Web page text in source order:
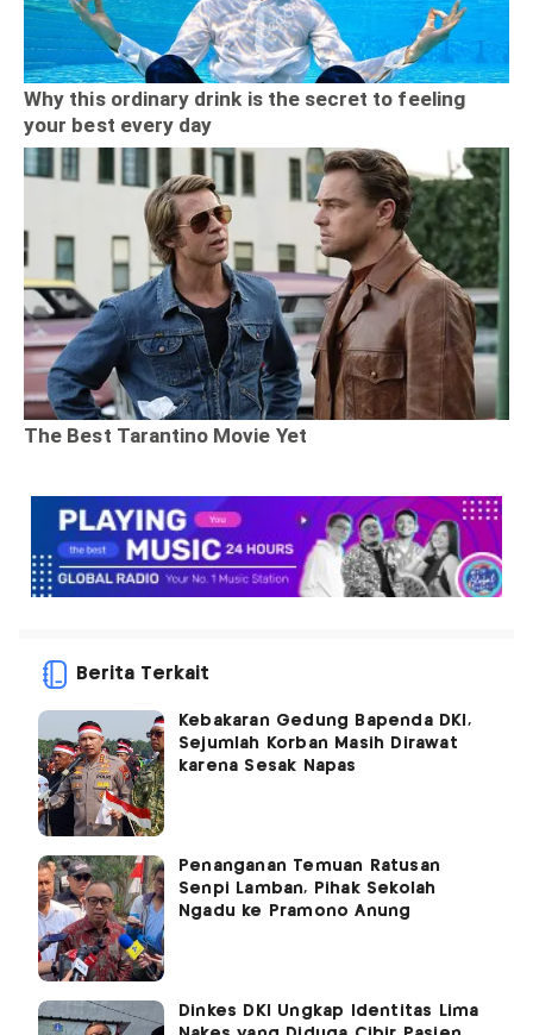
Berita Terkait
Kebakaran Gedung Bapenda DKI,
Sejumlah Korban Masih Dirawat
karena Sesak Napas
Penanganan Temuan Ratusan
Senpi Lamban, Pihak Sekolah
Ngadu ke Pramono Anung
Dinkes DKI Ungkap Identitas Lima